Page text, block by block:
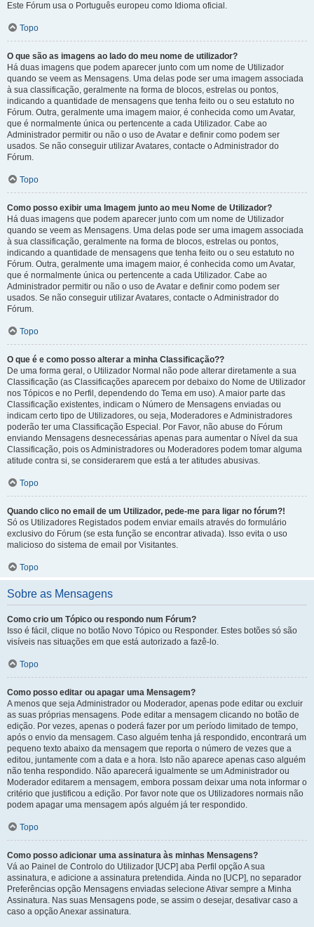
Este Fórum usa o Português europeu como Idioma oficial.
Topo
O que são as imagens ao lado do meu nome de utilizador?
Há duas imagens que podem aparecer junto com um nome de Utilizador
quando se veem as Mensagens. Uma delas pode ser uma imagem associada
à sua classificação, geralmente na forma de blocos, estrelas ou pontos,
indicando a quantidade de mensagens que tenha feito ou o seu estatuto no
Fórum. Outra, geralmente uma imagem maior, é conhecida como um Avatar,
que é normalmente única ou pertencente a cada Utilizador. Cabe ao
Administrador permitir ou não o uso de Avatar e definir como podem ser
usados. Se não conseguir utilizar Avatares, contacte o Administrador do
Fórum.
Topo
Como posso exibir uma Imagem junto ao meu Nome de Utilizador?
Há duas imagens que podem aparecer junto com um nome de Utilizador
quando se veem as Mensagens. Uma delas pode ser uma imagem associada
à sua classificação, geralmente na forma de blocos, estrelas ou pontos,
indicando a quantidade de mensagens que tenha feito ou o seu estatuto no
Fórum. Outra, geralmente uma imagem maior, é conhecida como um Avatar,
que é normalmente única ou pertencente a cada Utilizador. Cabe ao
Administrador permitir ou não o uso de Avatar e definir como podem ser
usados. Se não conseguir utilizar Avatares, contacte o Administrador do
Fórum.
Topo
O que é e como posso alterar a minha Classificação??
De uma forma geral, o Utilizador Normal não pode alterar diretamente a sua
Classificação (as Classificações aparecem por debaixo do Nome de Utilizador
nos Tópicos e no Perfil, dependendo do Tema em uso). A maior parte das
Classificação existentes, indicam o Número de Mensagens enviadas ou
indicam certo tipo de Utilizadores, ou seja, Moderadores e Administradores
poderão ter uma Classificação Especial. Por Favor, não abuse do Fórum
enviando Mensagens desnecessárias apenas para aumentar o Nível da sua
Classificação, pois os Administradores ou Moderadores podem tomar alguma
atitude contra si, se considerarem que está a ter atitudes abusivas.
Topo
Quando clico no email de um Utilizador, pede-me para ligar no fórum?!
Só os Utilizadores Registados podem enviar emails através do formulário
exclusivo do Fórum (se esta função se encontrar ativada). Isso evita o uso
malicioso do sistema de email por Visitantes.
Topo
Sobre as Mensagens
Como crio um Tópico ou respondo num Fórum?
Isso é fácil, clique no botão Novo Tópico ou Responder. Estes botões só são
visíveis nas situações em que está autorizado a fazê-lo.
Topo
Como posso editar ou apagar uma Mensagem?
A menos que seja Administrador ou Moderador, apenas pode editar ou excluir
as suas próprias mensagens. Pode editar a mensagem clicando no botão de
edição. Por vezes, apenas o poderá fazer por um período limitado de tempo,
após o envio da mensagem. Caso alguém tenha já respondido, encontrará um
pequeno texto abaixo da mensagem que reporta o número de vezes que a
editou, juntamente com a data e a hora. Isto não aparece apenas caso alguém
não tenha respondido. Não aparecerá igualmente se um Administrador ou
Moderador editarem a mensagem, embora possam deixar uma nota informar o
critério que justificou a edição. Por favor note que os Utilizadores normais não
podem apagar uma mensagem após alguém já ter respondido.
Topo
Como posso adicionar uma assinatura às minhas Mensagens?
Vá ao Painel de Controlo do Utilizador [UCP] aba Perfil opção A sua
assinatura, e adicione a assinatura pretendida. Ainda no [UCP], no separador
Preferências opção Mensagens enviadas selecione Ativar sempre a Minha
Assinatura. Nas suas Mensagens pode, se assim o desejar, desativar caso a
caso a opção Anexar assinatura.